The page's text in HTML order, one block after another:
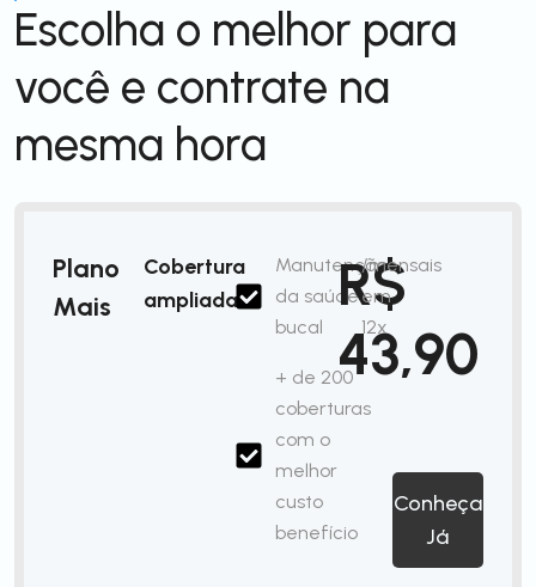
Escolha o melhor para
você e contrate na
mesma hora
Plano
Mais
Cobertura
ampliada
Manutenção
da saúde
bucal
+ de 200
coberturas
com o
melhor
custo
benefício
R$
43,90
/mensais
em
12x
Conheça
Já